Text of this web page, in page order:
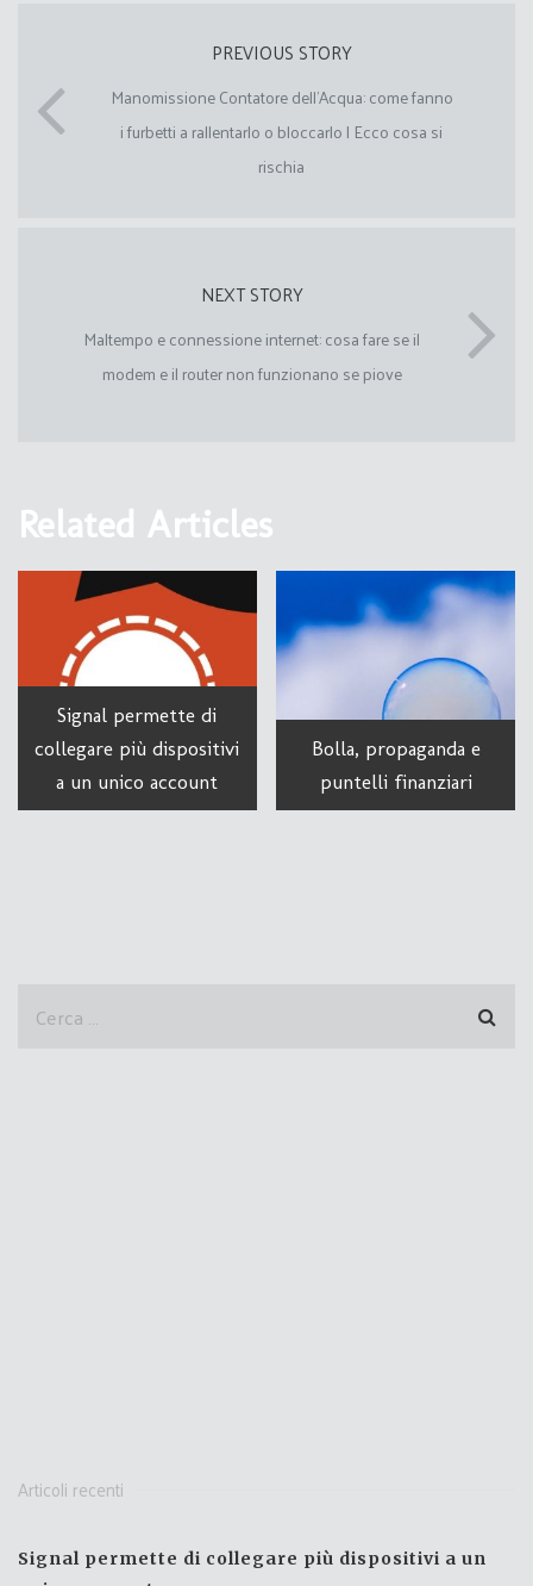
PREVIOUS STORY
Manomissione Contatore dell’Acqua: come fanno
i furbetti a rallentarlo o bloccarlo | Ecco cosa si
rischia
NEXT STORY
Maltempo e connessione internet: cosa fare se il
modem e il router non funzionano se piove
Related Articles
Signal permette di
collegare più dispositivi
a un unico account
Bolla, propaganda e
puntelli finanziari
Articoli recenti
Signal permette di collegare più dispositivi a un